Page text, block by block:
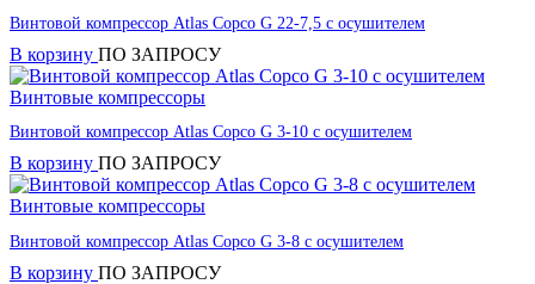
Винтовой компрессор Atlas Copco G 22-7,5 с осушителем
В корзину ПО ЗАПРОСУ
Винтовые компрессоры
Винтовой компрессор Atlas Copco G 3-10 с осушителем
В корзину ПО ЗАПРОСУ
Винтовые компрессоры
Винтовой компрессор Atlas Copco G 3-8 с осушителем
В корзину ПО ЗАПРОСУ